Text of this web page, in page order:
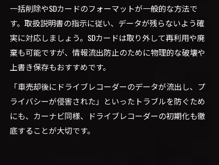
一括削除やSDカードのフォーマットが一般的な方法で
す。取扱説明書の指示に従い、データが残らないよう確
実に対応しましょう。SDカードは取り外して再利用や廃
棄も可能ですが、情報流出防止のために物理的な破壊や
上書き保存もおすすめです。
「車売却後にドライブレコーダーのデータが流出し、プ
ライバシーが侵害された」といったトラブルを防ぐため
にも、カーナビ同様、ドライブレコーダーの初期化も徹
底することが大切です。